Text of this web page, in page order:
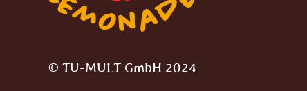
© TU-MULT GmbH 2024